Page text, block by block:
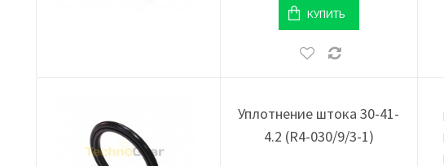
КУПИТЬ
Уплотнение штока 30-41-
4.2 (R4-030/9/3-1)